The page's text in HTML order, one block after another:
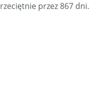
przez 867 dni.